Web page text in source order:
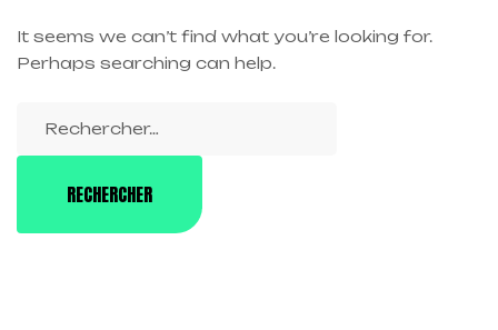
It seems we can’t find what you’re looking for.
Perhaps searching can help.